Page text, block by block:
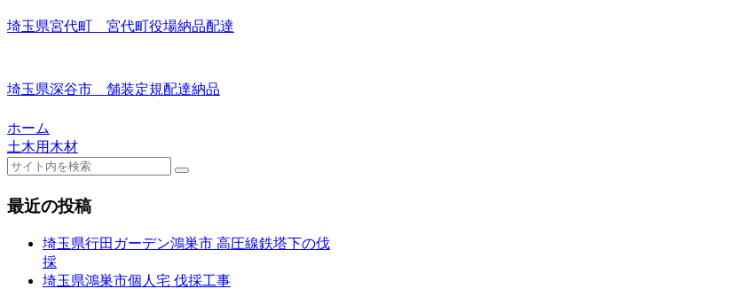
埼玉県宮代町 宮代町役場納品配達
埼玉県深谷市 舗装定規配達納品
ホーム
土木用木材
最近の投稿
埼玉県行田ガーデン鴻巣市 高圧線鉄塔下の伐
採
埼玉県鴻巣市個人宅 伐採工事